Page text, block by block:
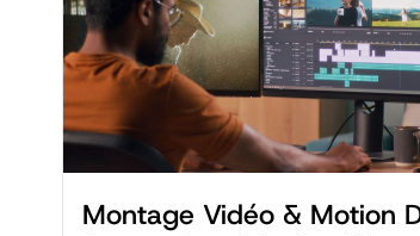
Montage Vidéo & Motion